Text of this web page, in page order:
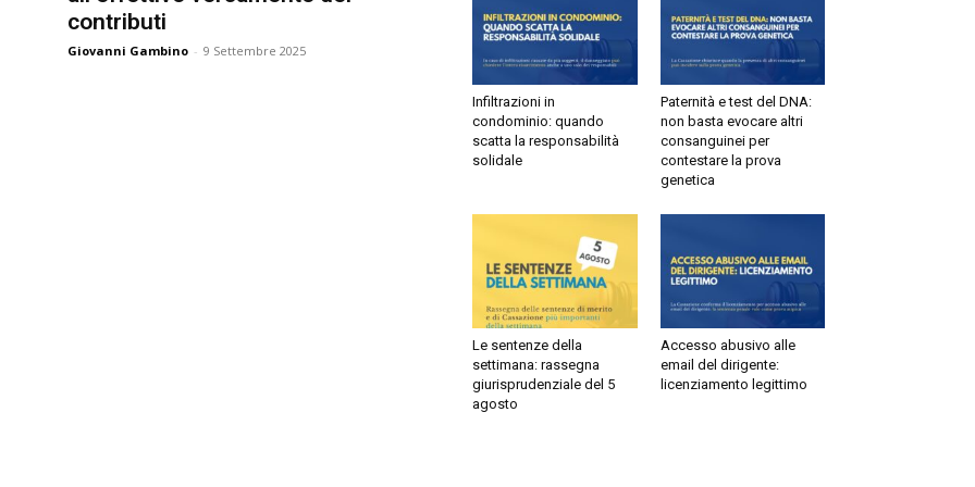
contributi
Giovanni Gambino - 9 Settembre 2025
Infiltrazioni in
condominio: quando
scatta la responsabilità
solidale
Paternità e test del DNA:
non basta evocare altri
consanguinei per
contestare la prova
genetica
Le sentenze della
settimana: rassegna
giurisprudenziale del 5
agosto
Accesso abusivo alle
email del dirigente:
licenziamento legittimo
Autorizzo Non autorizzo